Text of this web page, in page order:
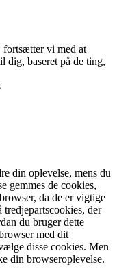
vi med at
dig, baseret på de ting,
din oplevelse, mens du
gemmes de cookies,
da de er vigtige
der
du bruger dette
med dit
disse cookies. Men
din browseroplevelse.